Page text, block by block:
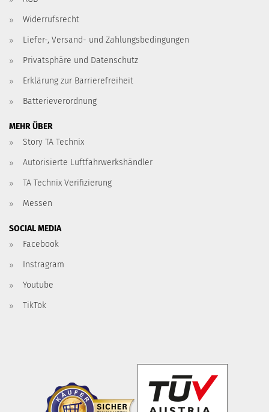
Widerrufsrecht
Liefer-, Versand- und Zahlungsbedingungen
Privatsphäre und Datenschutz
Erklärung zur Barrierefreiheit
Batterieverordnung
MEHR ÜBER
Story TA Technix
Autorisierte Luftfahrwerkshändler
TA Technix Verifizierung
Messen
SOCIAL MEDIA
Facebook
Instragram
Youtube
TikTok